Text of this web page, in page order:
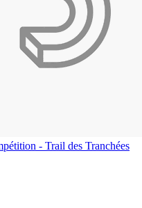
- Trail des Tranchées